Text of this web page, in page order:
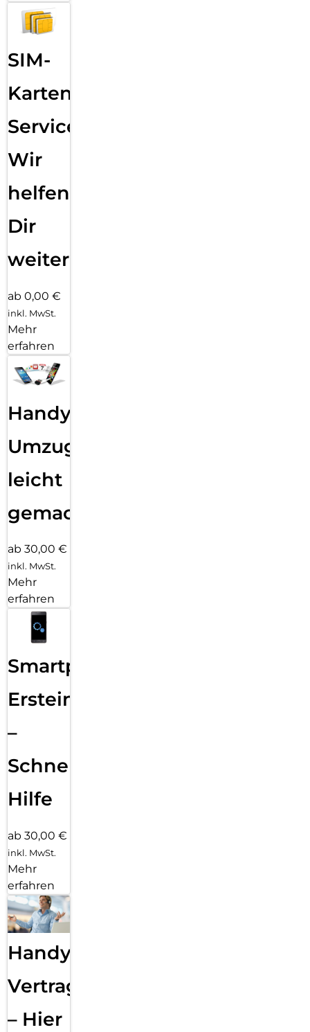
SIM-
Karten
Service:
Wir
helfen
Dir
weiter
ab 0,00 €
inkl. MwSt.
Mehr
erfahren
Handy
Umzug
leicht
gemacht!
ab 30,00 €
inkl. MwSt.
Mehr
erfahren
Smartphone
Ersteinrichtung
–
Schnelle
Hilfe
ab 30,00 €
inkl. MwSt.
Mehr
erfahren
Handy
Vertragsabwicklung
– Hier